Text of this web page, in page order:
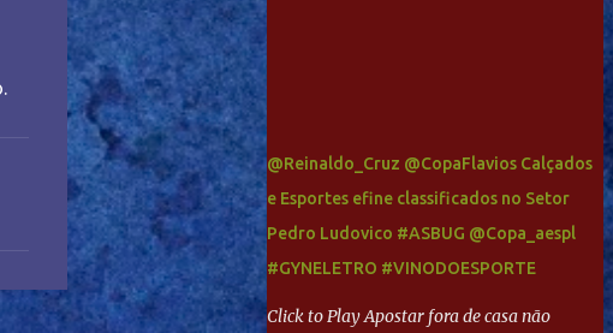
@Reinaldo_Cruz @CopaFlavios Calçados
e Esportes efine classificados no Setor
Pedro Ludovico #ASBUG @Copa_aespl
#GYNELETRO #VINODOESPORTE
Click to Play Apostar fora de casa não